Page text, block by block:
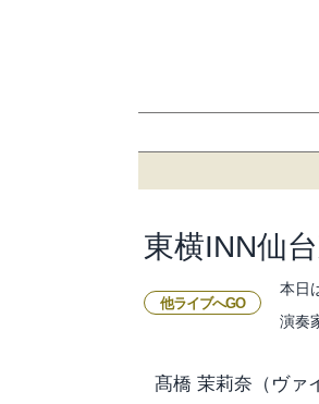
東横INN仙
他ライブへGO
本日
演奏
髙橋 茉莉奈 （ヴァ